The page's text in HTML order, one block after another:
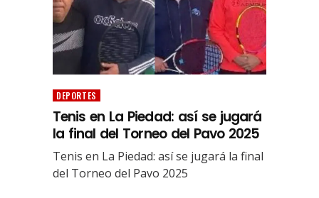
DEPORTES
Tenis en La Piedad: así se jugará
la final del Torneo del Pavo 2025
Tenis en La Piedad: así se jugará la final
del Torneo del Pavo 2025